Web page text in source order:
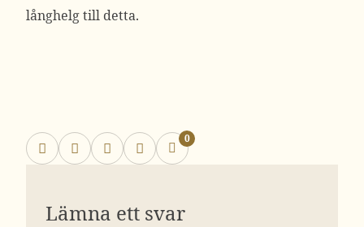
långhelg till detta.
0
Lämna ett svar